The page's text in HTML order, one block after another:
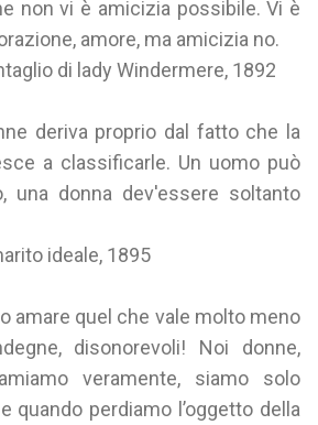
non vi è amicizia possibile. Vi è
amore, ma amicizia no.
di lady Windermere, 1892
deriva proprio dal fatto che la
a classificarle. Un uomo può
una donna dev'essere soltanto
ideale, 1895
amare quel che vale molto meno
disonorevoli! Noi donne,
veramente, siamo solo
quando perdiamo l’oggetto della